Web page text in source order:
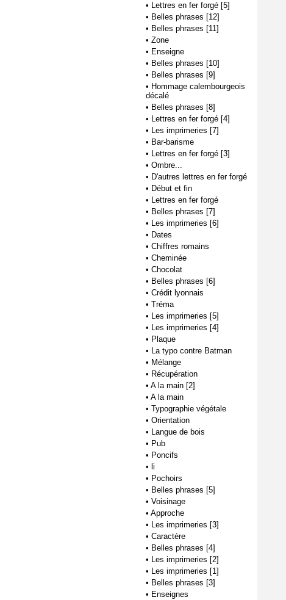
• Lettres en fer forgé [5]
• Belles phrases [12]
• Belles phrases [11]
• Zone
• Enseigne
• Belles phrases [10]
• Belles phrases [9]
• Hommage calembourgeois
décalé
• Belles phrases [8]
• Lettres en fer forgé [4]
• Les imprimeries [7]
• Bar-barisme
• Lettres en fer forgé [3]
• Ombre...
• D'autres lettres en fer forgé
• Début et fin
• Lettres en fer forgé
• Belles phrases [7]
• Les imprimeries [6]
• Dates
• Chiffres romains
• Cheminée
• Chocolat
• Belles phrases [6]
• Crédit lyonnais
• Tréma
• Les imprimeries [5]
• Les imprimeries [4]
• Plaque
• La typo contre Batman
• Mélange
• Récupération
• A la main [2]
• A la main
• Typographie végétale
• Orientation
• Langue de bois
• Pub
• Poncifs
• li
• Pochoirs
• Belles phrases [5]
• Voisinage
• Approche
• Les imprimeries [3]
• Caractère
• Belles phrases [4]
• Les imprimeries [2]
• Les imprimeries [1]
• Belles phrases [3]
• Enseignes